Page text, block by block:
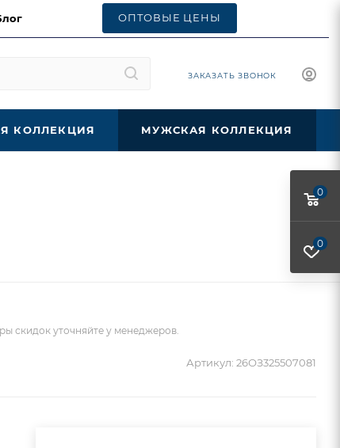
ОПТОВЫЕ ЦЕНЫ
ЗАКАЗАТЬ ЗВОНОК
КОЛЛЕКЦИЯ МУЖСКАЯ КОЛЛЕКЦИЯ
Артикул: 26ОЗ325507081
скидок уточняйте у менеджеров.
0
0